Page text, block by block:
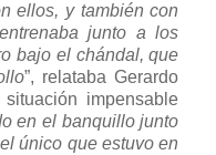
ellos, y también con
junto a los
bajo el chándal, que
”, relataba Gerardo
impensable
en el banquillo junto
único que estuvo en